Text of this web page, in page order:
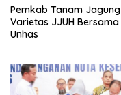
Pemkab Tanam Jagung
Varietas JJUH Bersama
Unhas